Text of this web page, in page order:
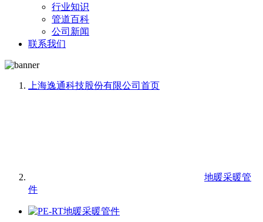
行业知识
管道百科
公司新闻
联系我们
上海逸通科技股份有限公司 首页
地暖采暖管
件